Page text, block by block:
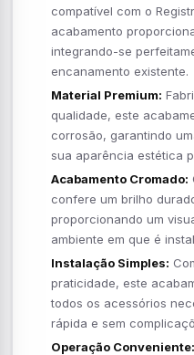
compatível com o
acabamento
integrando-se
encanamento existente.
Material Premium:
qualidade, este
corrosão, garantindo
sua aparência estética
Acabamento Cromado:
confere um brilho
proporcionando um
ambiente em que é
Instalação Simples:
praticidade, este
todos os acessórios
rápida e sem
Operação Conveniente: